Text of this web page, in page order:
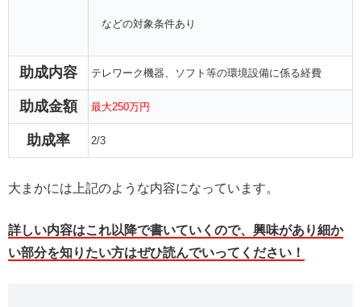
などの対象条件あり
助成内容 テレワーク機器、ソフト等の環境設備に係る経費
助成金額 最大250万円
助成率 2/3
大まかには上記のような内容になっています。
詳しい内容はこれ以降で書いていくので、興味があり細か
い部分を知りたい方はぜひ読んでいってください！